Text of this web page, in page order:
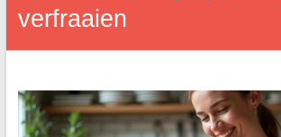
verfraaien